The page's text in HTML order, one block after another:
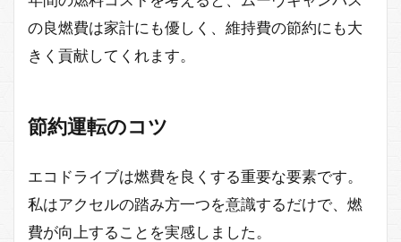
の良燃費は家計にも優しく、維持費の節約にも大
きく貢献してくれます。
節約運転のコツ
エコドライブは燃費を良くする重要な要素です。
私はアクセルの踏み方一つを意識するだけで、燃
費が向上することを実感しました。